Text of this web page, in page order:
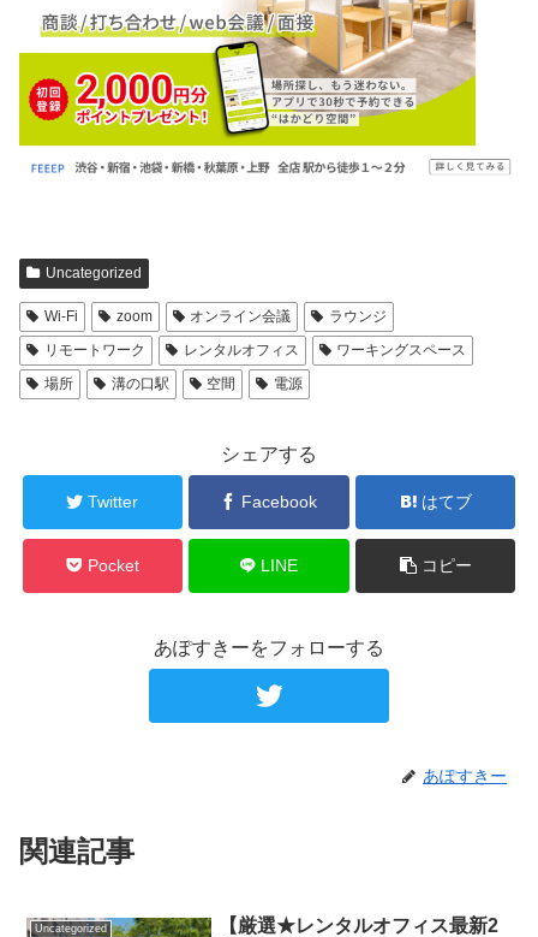
Uncategorized
Wi-Fi zoom オンライン会議
ラウンジ
リモートワーク
レンタルオフィス
ワーキングスペース
場所
溝の口駅 空間 電源
シェアする
Twitter Facebook はてブ
Pocket LINE コピー
あぽすきーをフォローする
あぽすきー
関連記事
Uncategorized
【厳選★レンタルオフィス最新2